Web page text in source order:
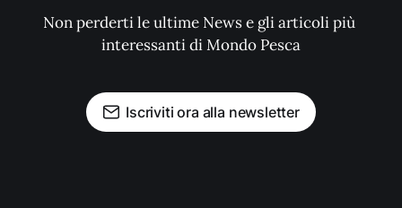
Non perderti le ultime News e gli articoli più
interessanti di Mondo Pesca
Iscriviti ora alla newsletter